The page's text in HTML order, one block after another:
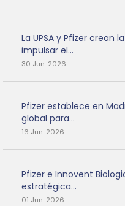
La UPSA y Pfizer crean
impulsar el...
30 Jun. 2026
Pfizer establece en
global para...
16 Jun. 2026
Pfizer e Innovent
estratégica...
01 Jun. 2026